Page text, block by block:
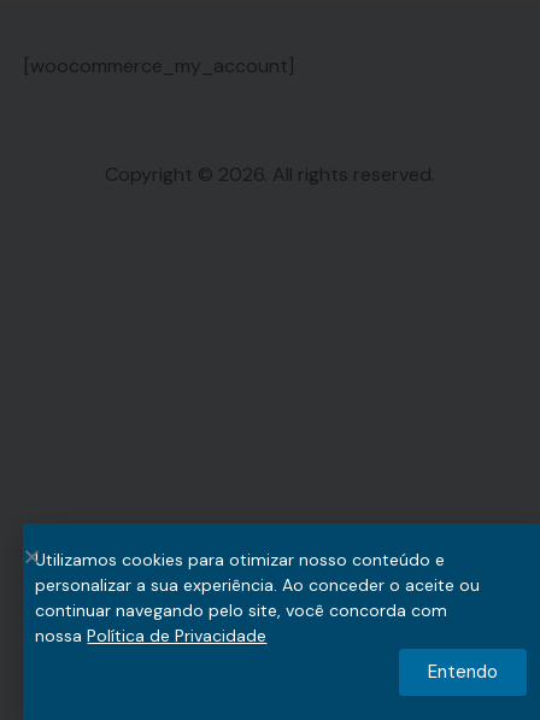
[woocommerce_my_account]
Copyright © 2026. All rights reserved.
Utilizamos cookies para otimizar nosso conteúdo e
personalizar a sua experiência. Ao conceder o aceite ou
continuar navegando pelo site, você concorda com
nossaPolítica de Privacidade
Entendo